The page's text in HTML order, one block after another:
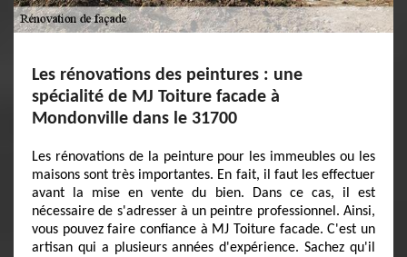
Les rénovations des peintures : une
spécialité de MJ Toiture facade à
Mondonville dans le 31700
Les rénovations de la peinture pour les immeubles ou les
maisons sont très importantes. En fait, il faut les effectuer
avant la mise en vente du bien. Dans ce cas, il est
nécessaire de s'adresser à un peintre professionnel. Ainsi,
vous pouvez faire confiance à MJ Toiture facade. C'est un
artisan qui a plusieurs années d'expérience. Sachez qu'il